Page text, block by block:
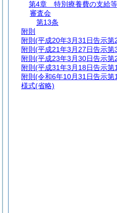
第4章
特別療養費の支給
審査会
第13条
附則
附則 (平成20年3月31日告示第
附則 (平成21年3月27日告示第
附則 (平成23年3月30日告示第
附則 (平成31年3月18日告示第
附則 (令和6年10月31日告示第
様式(省略)